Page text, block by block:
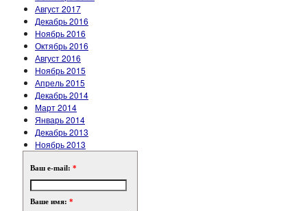
Август 2017
Декабрь 2016
Ноябрь 2016
Октябрь 2016
Август 2016
Ноябрь 2015
Апрель 2015
Декабрь 2014
Март 2014
Январь 2014
Декабрь 2013
Ноябрь 2013
Ваш e-mail: *
Ваше имя: *